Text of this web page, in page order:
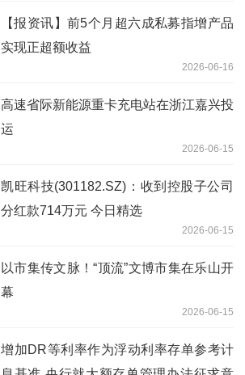
【报资讯】前5个月超六成私募指增产品
实现正超额收益
2026-06-16
高速省际新能源重卡充电站在浙江嘉兴投
运
2026-06-15
凯旺科技(301182.SZ)：收到控股子公司
分红款714万元 今日精选
2026-06-15
以市集传文脉！“顶流”文博市集在乐山开
幕
2026-06-15
增加DR等利率作为浮动利率存单参考计